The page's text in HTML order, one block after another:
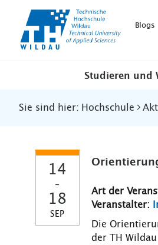
WildauBlogs
Studieren und
Sie sind hier: Hochschule
14
-
18
SEP
Art der
Veranstalter:
Die
der TH